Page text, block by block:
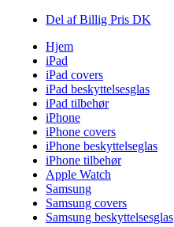
Del af Billig Pris DK
Hjem
iPad
iPad covers
iPad beskyttelsesglas
iPad tilbehør
iPhone
iPhone covers
iPhone beskyttelseglas
iPhone tilbehør
Apple Watch
Samsung
Samsung covers
Samsung beskyttelsesglas